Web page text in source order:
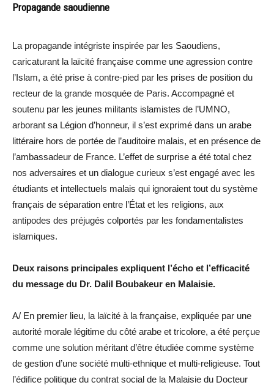
Propagande saoudienne
La propagande intégriste inspirée par les Saoudiens,
caricaturant la laïcité française comme une agression contre
l’Islam, a été prise à contre-pied par les prises de position du
recteur de la grande mosquée de Paris. Accompagné et
soutenu par les jeunes militants islamistes de l’UMNO,
arborant sa Légion d’honneur, il s’est exprimé dans un arabe
littéraire hors de portée de l’auditoire malais, et en présence de
l’ambassadeur de France. L’effet de surprise a été total chez
nos adversaires et un dialogue curieux s’est engagé avec les
étudiants et intellectuels malais qui ignoraient tout du système
français de séparation entre l’État et les religions, aux
antipodes des préjugés colportés par les fondamentalistes
islamiques.
Deux raisons principales expliquent l’écho et l’efficacité
du message du Dr. Dalil Boubakeur en Malaisie.
A/ En premier lieu, la laïcité à la française, expliquée par une
autorité morale légitime du côté arabe et tricolore, a été perçue
comme une solution méritant d’être étudiée comme système
de gestion d’une société multi-ethnique et multi-religieuse. Tout
l’édifice politique du contrat social de la Malaisie du Docteur